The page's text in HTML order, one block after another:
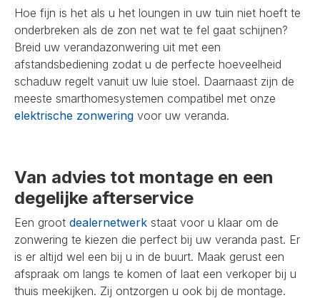
Hoe fijn is het als u het loungen in uw tuin niet hoeft te
onderbreken als de zon net wat te fel gaat schijnen?
Breid uw verandazonwering uit met een
afstandsbediening zodat u de perfecte hoeveelheid
schaduw regelt vanuit uw luie stoel. Daarnaast zijn de
meeste smarthomesystemen compatibel met onze
elektrische zonwering voor uw veranda.
Van advies tot montage en een
degelijke afterservice
Een groot dealernetwerk staat voor u klaar om de
zonwering te kiezen die perfect bij uw veranda past. Er
is er altijd wel een bij u in de buurt. Maak gerust een
afspraak om langs te komen of laat een verkoper bij u
thuis meekijken. Zij ontzorgen u ook bij de montage.